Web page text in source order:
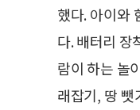
했다. 아이와
다. 배터리 장
람이 하는 놀
래잡기, 땅